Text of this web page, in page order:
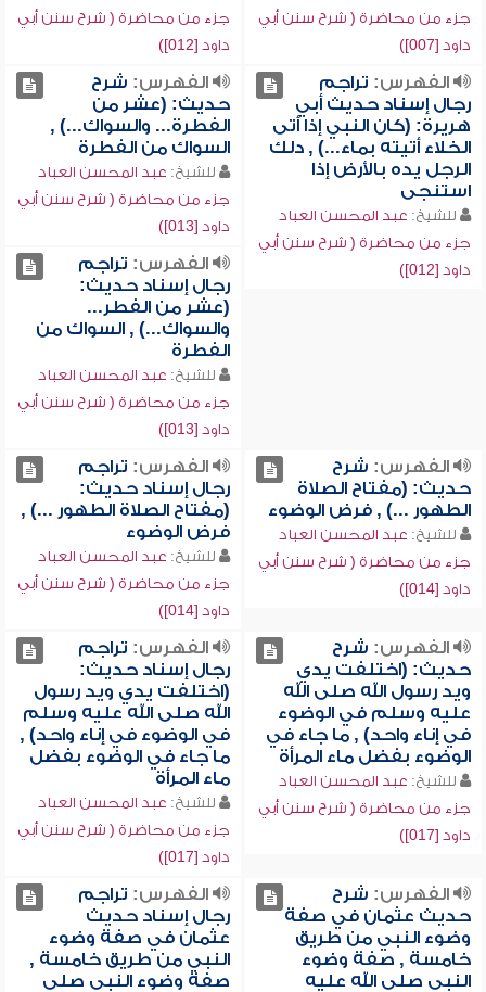
جزء من محاضرة ( شرح سنن أبي
داود [007])
جزء من محاضرة ( شرح سنن أبي
داود [012])
الفهرس: تراجم
رجال إسناد حديث أبي
هريرة: (كان النبي إذا أتى
الخلاء أتيته بماء...) , دلك
الرجل يده بالأرض إذا
استنجى
للشيخ: عبد المحسن العباد
جزء من محاضرة ( شرح سنن أبي
داود [012])
الفهرس: شرح
حديث: (عشر من
الفطرة... والسواك...) ,
السواك من الفطرة
للشيخ: عبد المحسن العباد
جزء من محاضرة ( شرح سنن أبي
داود [013])
الفهرس: تراجم
رجال إسناد حديث:
(عشر من الفطر...
والسواك...) , السواك من
الفطرة
للشيخ: عبد المحسن العباد
جزء من محاضرة ( شرح سنن أبي
داود [013])
الفهرس: شرح
حديث: (مفتاح الصلاة
الطهور ...) , فرض الوضوء
للشيخ: عبد المحسن العباد
جزء من محاضرة ( شرح سنن أبي
داود [014])
الفهرس: تراجم
رجال إسناد حديث:
(مفتاح الصلاة الطهور ...) ,
فرض الوضوء
للشيخ: عبد المحسن العباد
جزء من محاضرة ( شرح سنن أبي
داود [014])
الفهرس: شرح
حديث: (اختلفت يدي
ويد رسول الله صلى الله
عليه وسلم في الوضوء
في إناء واحد) , ما جاء في
الوضوء بفضل ماء المرأة
للشيخ: عبد المحسن العباد
جزء من محاضرة ( شرح سنن أبي
داود [017])
الفهرس: تراجم
رجال إسناد حديث:
(اختلفت يدي ويد رسول
الله صلى الله عليه وسلم
في الوضوء في إناء واحد) ,
ما جاء في الوضوء بفضل
ماء المرأة
للشيخ: عبد المحسن العباد
جزء من محاضرة ( شرح سنن أبي
داود [017])
الفهرس: شرح
حديث عثمان في صفة
وضوء النبي من طريق
خامسة , صفة وضوء
النبي صلى الله عليه
الفهرس: تراجم
رجال إسناد حديث
عثمان في صفة وضوء
النبي من طريق خامسة ,
صفة وضوء النبي صلى